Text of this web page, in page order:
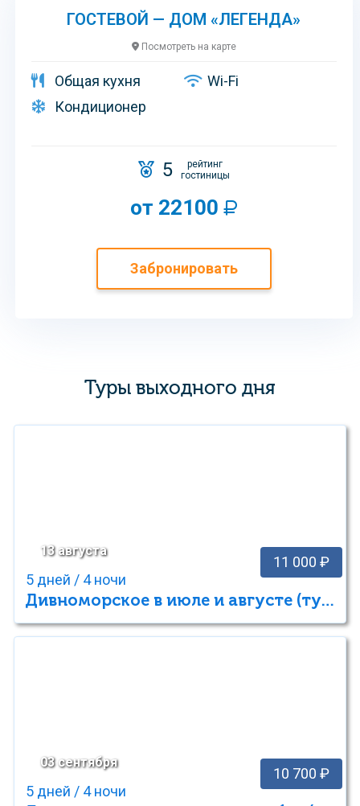
ГОСТЕВОЙ — ДОМ «ЛЕГЕНДА»
Посмотреть на карте
Общая кухня
Wi-Fi
Кондиционер
5
рейтинг
гостиницы
от 22100
Забронировать
Туры выходного дня
13 августа
11 000 ₽
5 дней / 4 ночи
Дивноморское в июле и августе (тур выходного дня)
03 сентября
10 700 ₽
5 дней / 4 ночи